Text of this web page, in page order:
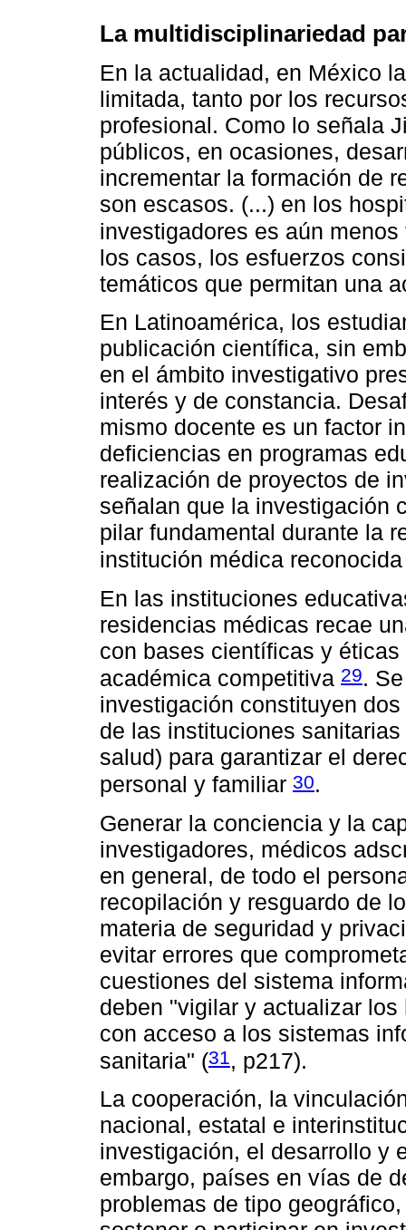
La multidisciplinariedad
En la actualidad, en México
limitada, tanto por los
profesional. Como lo señala
públicos, en ocasiones,
incrementar la formación de
son escasos. (...) en los
investigadores es aún menos
los casos, los esfuerzos
temáticos que permitan una
En Latinoamérica, los
publicación científica, sin
en el ámbito investigativo
interés y de constancia.
mismo docente es un factor
deficiencias en programas
realización de proyectos de
señalan que la investigación
pilar fundamental durante la
institución médica
En las instituciones
residencias médicas recae
con bases científicas y
académica competitiva 29.
investigación constituyen
de las instituciones
salud) para garantizar el
personal y familiar 30.
Generar la conciencia y la
investigadores, médicos
en general, de todo el
recopilación y resguardo de
materia de seguridad y
evitar errores que
cuestiones del sistema
deben "vigilar y actualizar
con acceso a los sistemas
sanitaria" (31, p217).
La cooperación, la
nacional, estatal e
investigación, el desarrollo y
embargo, países en vías de
problemas de tipo